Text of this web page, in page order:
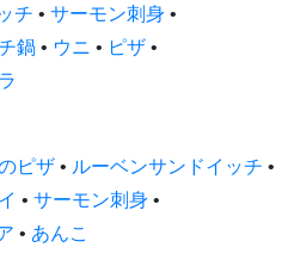
チ • サーモン刺身 •
鍋 • ウニ • ピザ •
ピザ • ルーベンサンドイッチ •
• サーモン刺身 •
• あんこ